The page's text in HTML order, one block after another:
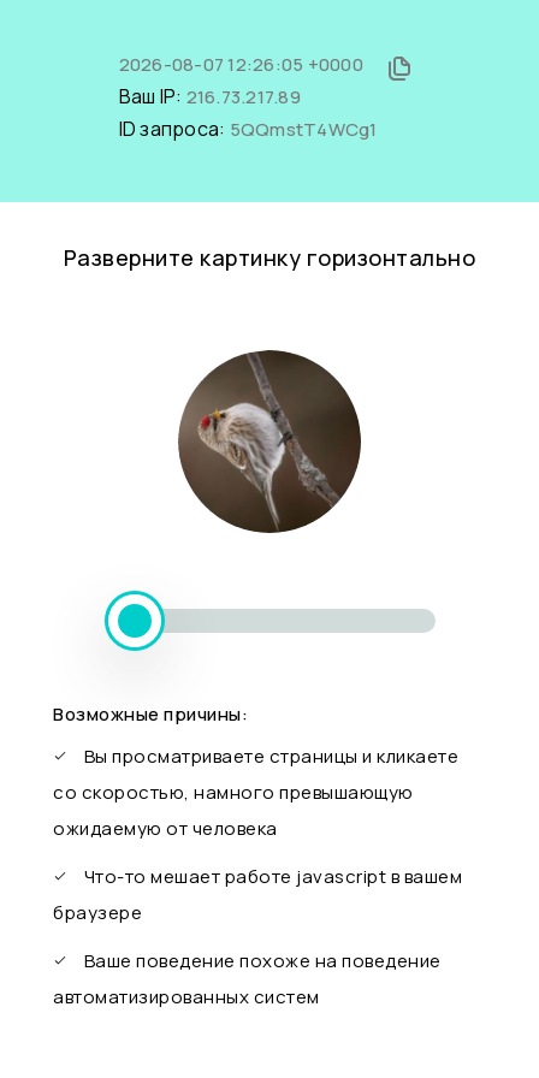
2026-08-07 12:26:05 +0000
Ваш IP: 216.73.217.89
ID запроса: 5QQmstT4WCg1
Разверните картинку горизонтально
Возможные причины:
Вы просматриваете страницы и кликаете
со скоростью, намного превышающую
ожидаемую от человека
Что-то мешает работе javascript в вашем
браузере
Ваше поведение похоже на поведение
автоматизированных систем